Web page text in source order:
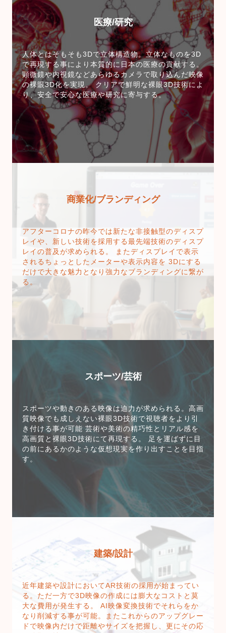
医療/研究
人体とはそもそも3Dで立体構造物。立体なものを3D
で再現する事により本質的に日本の医療の貢献する。
顕微鏡や内視鏡などあらゆるカメラで取り込んだ映像
の裸眼3D化を実現。 クリアで鮮明な裸眼3D技術によ
り、安全で安心な医療や研究に寄与する。
商業化/ブランディング
アフターコロナの昨今では新たな非接触型のディスプ
レイや、新しい技術を採用する最先端技術のディスプ
レイの普及が求められる。 またディスプレイで表示
されるちょっとしたメーターや表示内容を 3Dにする
だけで大きな魅力となり強力なブランディングに繋が
る。
スポーツ/芸術
スポーツや動きのある映像は迫力が求められる。高画
質映像でも成しえない裸眼3D技術で視聴者をより引
き付ける事が可能 芸術や美術の精巧性とリアル感を
高画質と裸眼3D技術にて再現する。 足を運ばずに目
の前にあるかのような仮想現実を作り出すことを目指
す。
建築/設計
近年建築や設計においてAR技術の採用が始まってい
る。ただ一方で3D映像の作成には膨大なコストと莫
大な費用が発生する。 AI映像変換技術でそれらをか
なり削減する事が可能。またこれからのアップグレー
ドで映像内だけで距離やサイズを把握し、更にその応